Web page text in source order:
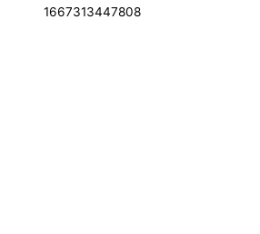
1667313447808